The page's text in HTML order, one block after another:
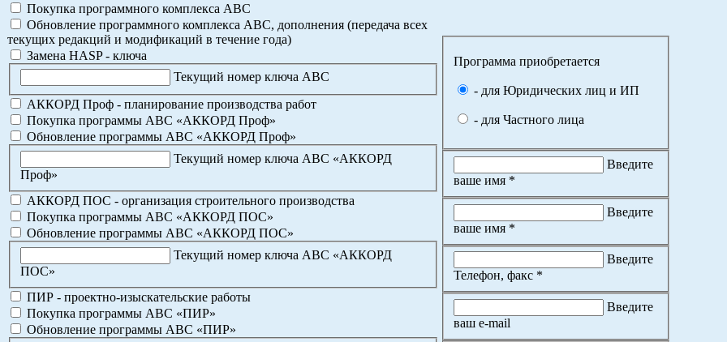
Покупка программного комплекса АВС
Обновление программного комплекса АВС, дополнения (передача всех
текущих редакций и модификаций в течение года)
Замена HASP - ключа
Текущий номер ключа АВС
АККОРД Проф - планирование производства работ
Покупка программы АВС «АККОРД Проф»
Обновление программы АВС «АККОРД Проф»
Текущий номер ключа АВС «АККОРД
Проф»
АККОРД ПОС - организация строительного производства
Покупка программы АВС «АККОРД ПОС»
Обновление программы АВС «АККОРД ПОС»
Текущий номер ключа АВС «АККОРД
ПОС»
ПИР - проектно-изыскательские работы
Покупка программы АВС «ПИР»
Обновление программы АВС «ПИР»
Программа приобретается
- для Юридических лиц и ИП
- для Частного лица
Введите
ваше имя *
Введите
ваше имя *
Введите
Телефон, факс *
Введите
ваш e-mail